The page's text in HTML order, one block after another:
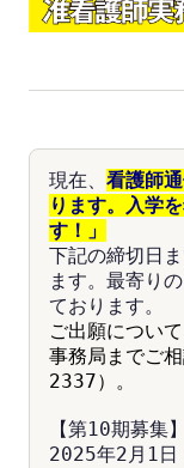
現在、 看護師
ります。入学
す！」
下記の締切日
ます。最寄り
ております。
ご出願につい
事務局までご
2337）。
【第10期募集】
2025年2月1日